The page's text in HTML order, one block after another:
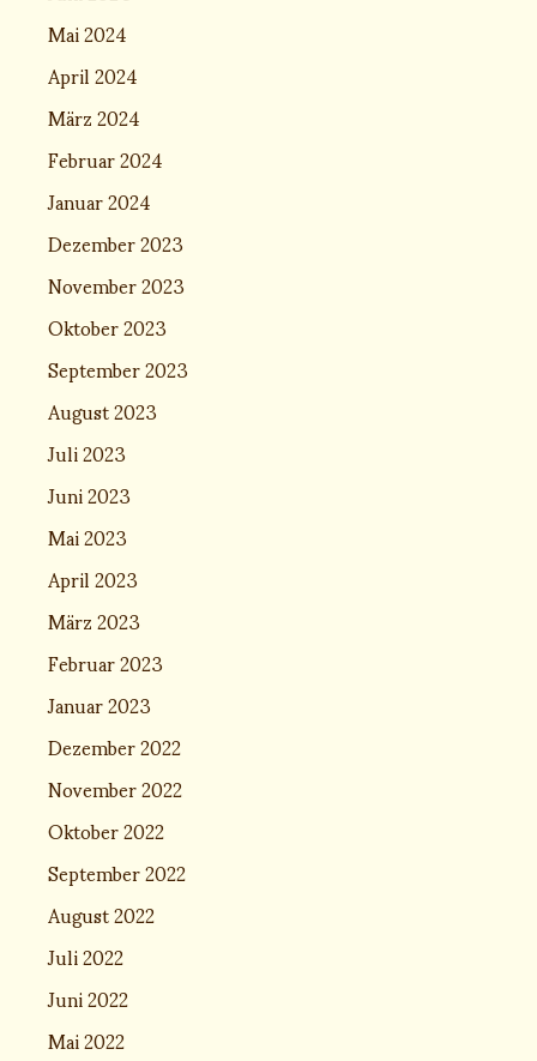
Mai 2024
April 2024
März 2024
Februar 2024
Januar 2024
Dezember 2023
November 2023
Oktober 2023
September 2023
August 2023
Juli 2023
Juni 2023
Mai 2023
April 2023
März 2023
Februar 2023
Januar 2023
Dezember 2022
November 2022
Oktober 2022
September 2022
August 2022
Juli 2022
Juni 2022
Mai 2022